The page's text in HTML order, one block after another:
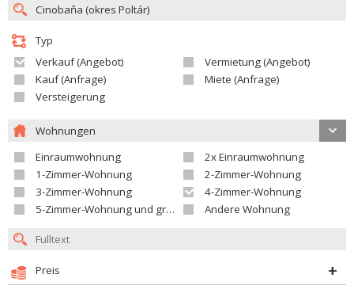
Typ
Verkauf (Angebot)
Vermietung (Angebot)
Kauf (Anfrage)
Miete (Anfrage)
Versteigerung
Wohnungen
Einraumwohnung
2x Einraumwohnung
1-Zimmer-Wohnung
2-Zimmer-Wohnung
3-Zimmer-Wohnung
4-Zimmer-Wohnung
5-Zimmer-Wohnung und größer
Andere Wohnung
Preis